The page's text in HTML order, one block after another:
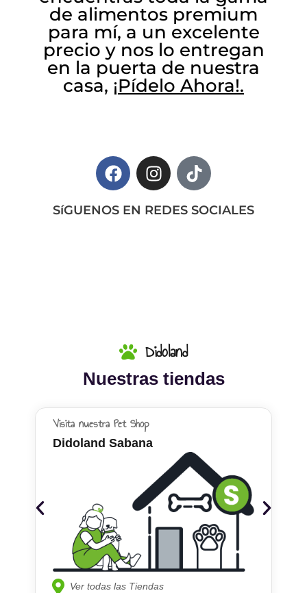
de alimentos premium
para mí, a un excelente
precio y nos lo entregan
en la puerta de nuestra
casa, ¡Pídelo Ahora!.
SíGUENOS EN REDES SOCIALES
Didoland
Nuestras tiendas
Visita nuestra Pet Shop
Didoland Sabana
Ver todas las Tiendas